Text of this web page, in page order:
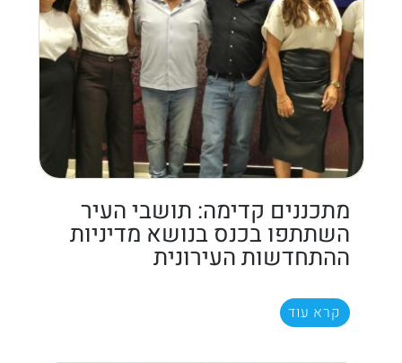
מתכננים קדימה: תושבי העיר
השתתפו בכנס בנושא מדיניות
ההתחדשות העירונית
קרא עוד